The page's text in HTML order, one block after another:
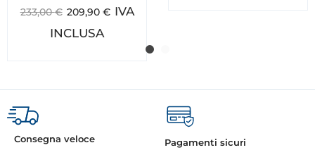
233,00€ 209,90 € IVA
INCLUSA
Consegna veloce Pagamenti sicuri